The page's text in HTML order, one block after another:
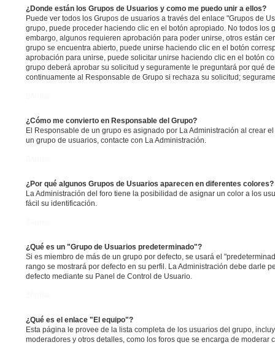
¿Donde están los Grupos de Usuarios y como me puedo unir a ellos?
Puede ver todos los Grupos de usuarios a través del enlace "Grupos de
grupo, puede proceder haciendo clic en el botón apropiado. No todos los
embargo, algunos requieren aprobación para poder unirse, otros están
grupo se encuentra abierto, puede unirse haciendo clic en el botón
aprobación para unirse, puede solicitar unirse haciendo clic en el botón
grupo deberá aprobar su solicitud y seguramente le preguntará por qué
continuamente al Responsable de Grupo si rechaza su solicitud;
¿Cómo me convierto en Responsable del Grupo?
El Responsable de un grupo es asignado por La Administración al crear
un grupo de usuarios, contacte con La Administración.
¿Por qué algunos Grupos de Usuarios aparecen en diferentes colores?
La Administración del foro tiene la posibilidad de asignar un color a los
fácil su identificación.
¿Qué es un "Grupo de Usuarios predeterminado"?
Si es miembro de más de un grupo por defecto, se usará el
rango se mostrará por defecto en su perfil. La Administración debe darle
defecto mediante su Panel de Control de Usuario.
¿Qué es el enlace "El equipo"?
Esta página le provee de la lista completa de los usuarios del grupo,
moderadores y otros detalles, como los foros que se encarga de moderar